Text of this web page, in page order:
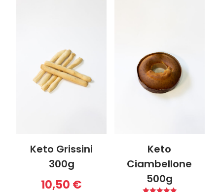
Keto Grissini
300g
10,50 €
Keto
Ciambellone
500g